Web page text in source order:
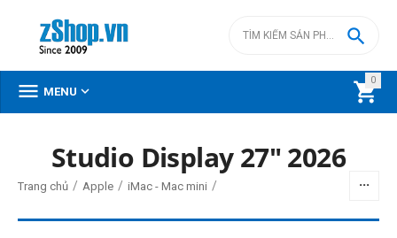
0


 MENU 
Studio Display 27" 2026
Trang chủ / Apple / iMac - Mac mini /